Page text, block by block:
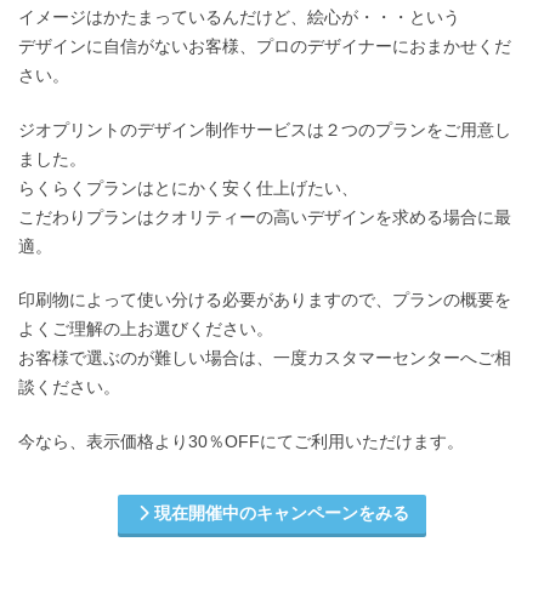
イメージはかたまっているんだけど、絵心が・・・という
デザインに自信がないお客様、プロのデザイナーにおまかせくだ
さい。
ジオプリントのデザイン制作サービスは２つのプランをご用意し
ました。
らくらくプランはとにかく安く仕上げたい、
こだわりプランはクオリティーの高いデザインを求める場合に最
適。
印刷物によって使い分ける必要がありますので、プランの概要を
よくご理解の上お選びください。
お客様で選ぶのが難しい場合は、一度カスタマーセンターへご相
談ください。
今なら、表示価格より30％OFFにてご利用いただけます。
現在開催中のキャンペーンをみる